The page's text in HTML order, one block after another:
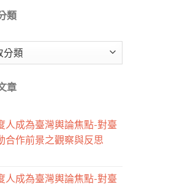
類
章
人成為臺灣輿論焦點-對臺
合作前景之觀察與反思
人成為臺灣輿論焦點-對臺